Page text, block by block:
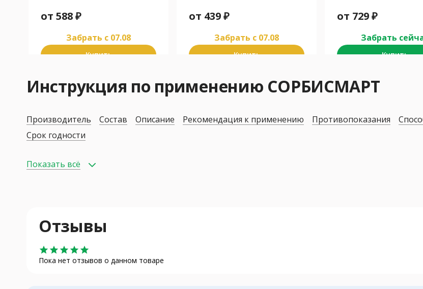
от 588₽
Забрать c 07.08
Купить
от 439₽
Забрать c 07.08
Купить
от 729₽
Забрать
Купить
Инструкция по применению СОРБИСМАРТ
Производитель Состав Описание Рекомендация к применению Противопоказания
Срок годности
Показать всё
Отзывы
star star star star star
Пока нет отзывов о данном товаре